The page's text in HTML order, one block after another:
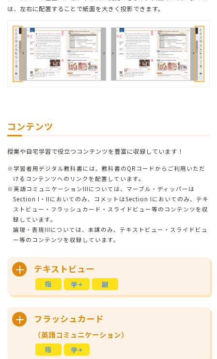
は、左右に配置することで紙面を大きく投影できます。
コンテンツ
授業や⾃宅学習で役⽴つコンテンツを豊富に収録しています！
学習者用デジタル教科書には、教科書のQRコードからご利用いただ
けるコンテンツへのリンクを配置しています。
英語コミュニケーションIIIについては、マーブル・ディッパーは
Section I・IIにおいてのみ、コメットはSection Iにおいてのみ、テキ
ストビュー・フラッシュカード・スライドビュー等のコンテンツを収
録しています。
論理・表現IIIについては、本課のみ、テキストビュー・スライドビュ
ー等のコンテンツを収録しています。
テキストビュー
フラッシュカード
（英語コミュニケーション）